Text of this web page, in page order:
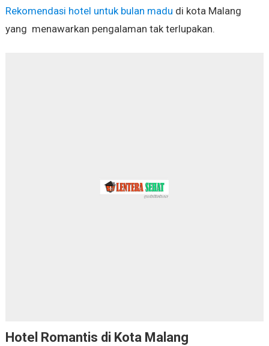
Rekomendasi hotel untuk bulan madu di kota Malang
yang menawarkan pengalaman tak terlupakan.
Hotel Romantis di Kota Malang